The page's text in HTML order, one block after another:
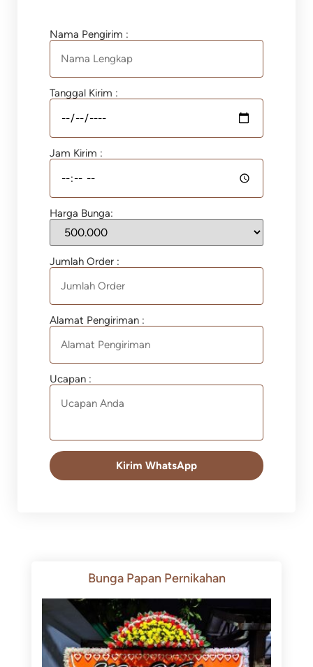
Nama Pengirim :
Tanggal Kirim :
Jam Kirim :
Harga Bunga:
Jumlah Order :
Alamat Pengiriman :
Ucapan :
Kirim WhatsApp
Bunga Papan Pernikahan